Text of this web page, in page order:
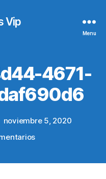
Vip
Menu
4671-
noviembre 5, 2020
en